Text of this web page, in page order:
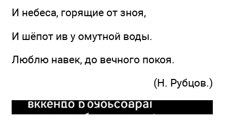
И небеса, горящие от зноя,
И шёпот ив у омутной воды.
Люблю навек, до вечного покоя.
(Н. Рубцов.)